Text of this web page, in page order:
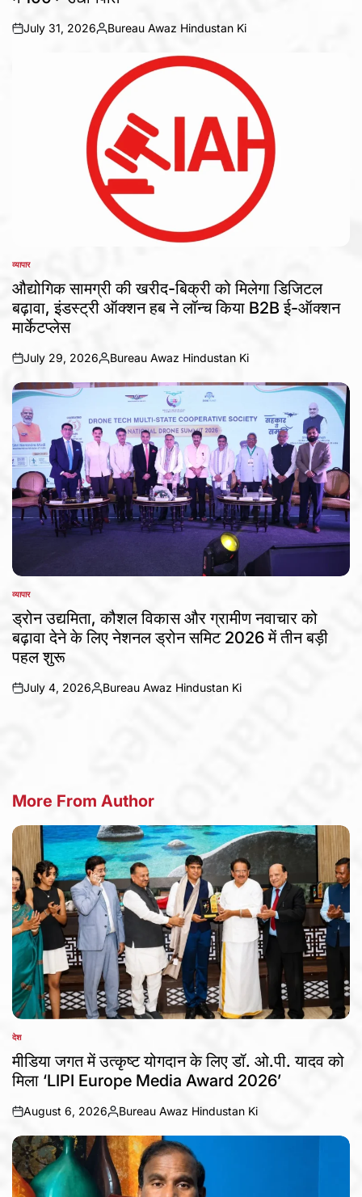
on
July 31, 2026
Posted
Bureau Awaz Hindustan Ki
POSTED
IN
व्यापार
औद्योगिक सामग्री की खरीद-बिक्री को मिलेगा डिजिटल
बढ़ावा, इंडस्ट्री ऑक्शन हब ने लॉन्च किया B2B ई-ऑक्शन
मार्केटप्लेस
on
July 29, 2026
Posted
by
Bureau Awaz Hindustan Ki
POSTED
व्यापार
ड्रोन उद्यमिता, कौशल विकास और ग्रामीण नवाचार को
बढ़ावा देने के लिए नेशनल ड्रोन समिट 2026 में तीन बड़ी
पहल शुरू
on
July 4, 2026
Posted
Bureau Awaz Hindustan Ki
More From Author
POSTED
IN
देश
मीडिया जगत में उत्कृष्ट योगदान के लिए डॉ. ओ.पी. यादव को
मिला ‘LIPI Europe Media Award 2026’
on
August 6, 2026
Posted
by
Bureau Awaz Hindustan Ki